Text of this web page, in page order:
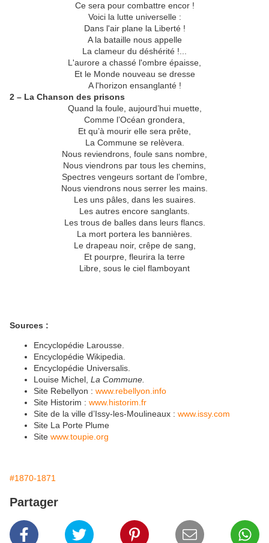
Ce sera pour combattre encor !
Voici la lutte universelle :
Dans l'air plane la Liberté !
A la bataille nous appelle
La clameur du déshérité !...
L'aurore a chassé l'ombre épaisse,
Et le Monde nouveau se dresse
A l'horizon ensanglanté !
2 – La Chanson des prisons
Quand la foule, aujourd’hui muette,
Comme l’Océan grondera,
Et qu’à mourir elle sera prête,
La Commune se relèvera.
Nous reviendrons, foule sans nombre,
Nous viendrons par tous les chemins,
Spectres vengeurs sortant de l’ombre,
Nous viendrons nous serrer les mains.
Les uns pâles, dans les suaires.
Les autres encore sanglants.
Les trous de balles dans leurs flancs.
La mort portera les bannières.
Le drapeau noir, crêpe de sang,
Et pourpre, fleurira la terre
Libre, sous le ciel flamboyant
Sources :
Encyclopédie Larousse.
Encyclopédie Wikipedia.
Encyclopédie Universalis.
Louise Michel, La Commune.
Site Rebellyon : www.rebellyon.info
Site Historim : www.historim.fr
Site de la ville d’Issy-les-Moulineaux : www.issy.com
Site La Porte Plume
Site www.toupie.org
#1870-1871
Partager